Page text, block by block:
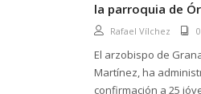
la parroquia de
Rafael Vílchez
El arzobispo de
Martínez, ha
confirmación a 25